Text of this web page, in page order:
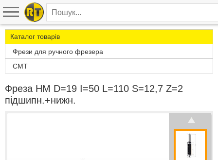
Каталог товарів
Фрези для ручного фрезера
CMT
Фреза HM D=19 I=50 L=110 S=12,7 Z=2
підшипн.+нижн.